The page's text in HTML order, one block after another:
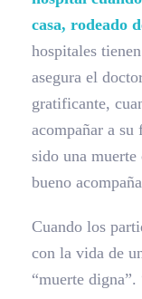
casa, rodeado
hospitales
asegura el
gratificante,
acompañar a
sido una
bueno
Cuando los
con la vida de
“muerte digna”.